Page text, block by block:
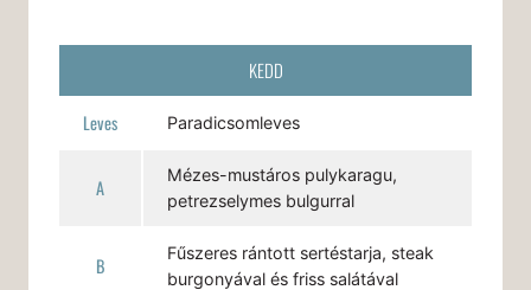
KEDD
Leves Paradicsomleves
A
Mézes-mustáros pulykaragu,
petrezselymes bulgurral
B
Fűszeres rántott sertéstarja, steak
burgonyával és friss salátával